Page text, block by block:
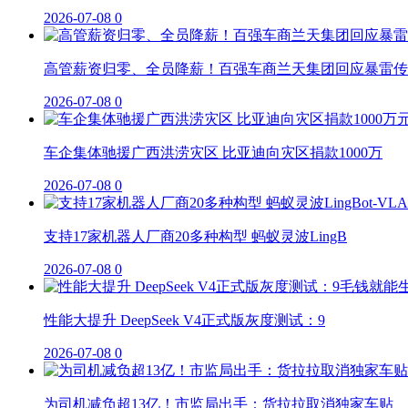
2026-07-08 0
高管薪资归零、全员降薪！百强车商兰天集团回应暴雷
2026-07-08 0
车企集体驰援广西洪涝灾区 比亚迪向灾区捐款1000万
2026-07-08 0
支持17家机器人厂商20多种构型 蚂蚁灵波LingB
2026-07-08 0
性能大提升 DeepSeek V4正式版灰度测试：9
2026-07-08 0
为司机减负超13亿！市监局出手：货拉拉取消独家车贴